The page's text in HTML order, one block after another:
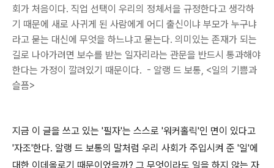
회가 처음이다. 직업 선택이 우리의 정체서을 규정한다고 생각하
기 때문에 새로 사귀게 된 사람에게 어디 출신이냐 부모가 누구냐
라고 묻는 대신에 무엇을 하느냐고 묻는다. 의미있는 존재가 되는
길로 나아가려면 보수를 받는 일자리라는 관문을 반드시 통과해야
한다는 가정이 깔려있기 때문이다. - 알랭 드 보통, <일의 기쁨과
슬픔>
지금 이 글을 쓰고 있는 '필자'는 스스로 '워커홀릭'인 면이 있다고
'자조'한다. 알랭 드 보통의 말처럼 우리 사회가 주입시켜 준 '일'에
대한 이데올로기 때문이었을까? 그 무엇이라도 일을 하지 않는 자